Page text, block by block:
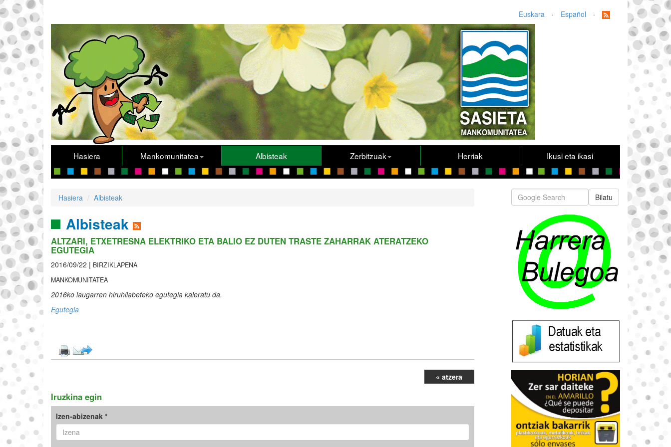
Euskara · Español ·
Hasiera Mankomunitatea Albisteak Zerbitzuak Herriak Ikusi eta ikasi
Hasiera Albisteak
Albisteak
ALTZARI, ETXETRESNA ELEKTRIKO ETA BALIO EZ DUTEN TRASTE ZAHARRAK ATERATZEKO
EGUTEGIA
2016/09/22 | BIRZIKLAPENA
MANKOMUNITATEA
2016ko laugarren hiruhilabeteko egutegia kaleratu da.
Egutegia
« atzera
Iruzkina egin
Izen-abizenak *
Bilatu